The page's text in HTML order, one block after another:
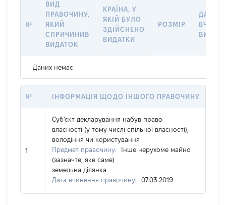
№
ВИД
ПРАВОЧИНУ,
ЯКИЙ
СПРИЧИНИВ
ВИДАТОК
КРАЇНА, У
ЯКІЙ БУЛО
ЗДІЙСНЕНО
ВИДАТКИ
РОЗМІР
ДАТА
Даних немає
№ ІНФОРМАЦІЯ ЩОДО ІНШОГО ПРАВОЧИНУ
1
Суб’єкт декларування набув право
власності (у тому числі спільної власності),
володіння чи користування
Предмет правочину:
Інше нерухоме майно
(зазначте, яке саме)
земельна ділянка
Дата вчинення правочину:
07.03.2019